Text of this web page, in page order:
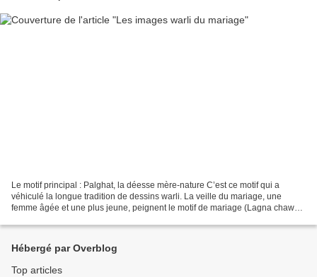
Le motif principal : Palghat, la déesse mère-nature C’est ce motif qui a
véhiculé la longue tradition de dessins warli. La veille du mariage, une
femme âgée et une plus jeune, peignent le motif de mariage (Lagna chawk)
Hébergé par Overblog
Top articles